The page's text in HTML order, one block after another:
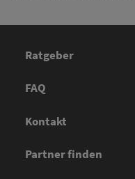
Ratgeber
FAQ
Kontakt
Partner finden